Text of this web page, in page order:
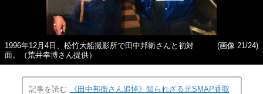
1996年12月4日、松竹大船撮影所で田中邦衛さんと初対
面。（荒井幸博さん提供）
(画像 21/24)
記事を読む
《田中邦衛さん追悼》知られざる元SMAP香取